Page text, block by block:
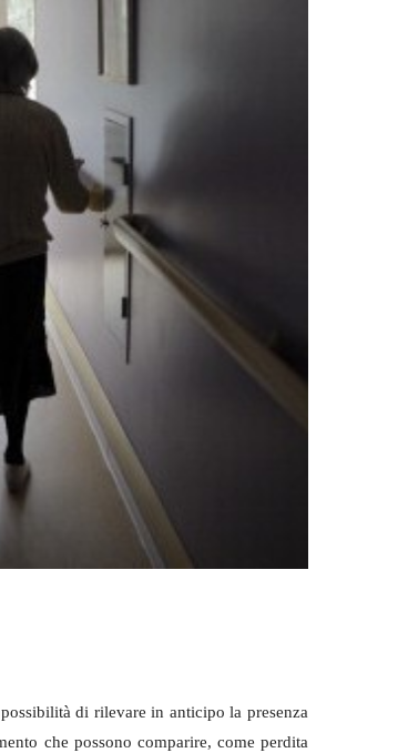
di rilevare in anticipo la presenza
che possono comparire, come perdita